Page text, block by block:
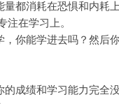
都消耗在恐惧和内耗
注在学习上。
你能学进去吗？然后
成绩和学习能力完全